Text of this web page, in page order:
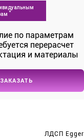
*
по параметрам
перерасчет
и материалы
ЗАКАЗАТЬ
ЛДСП Egger